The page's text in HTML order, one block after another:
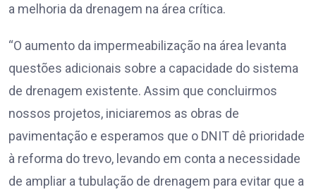
a melhoria da drenagem na área crítica.
“O aumento da impermeabilização na área levanta
questões adicionais sobre a capacidade do sistema
de drenagem existente. Assim que concluirmos
nossos projetos, iniciaremos as obras de
pavimentação e esperamos que o DNIT dê prioridade
à reforma do trevo, levando em conta a necessidade
de ampliar a tubulação de drenagem para evitar que a